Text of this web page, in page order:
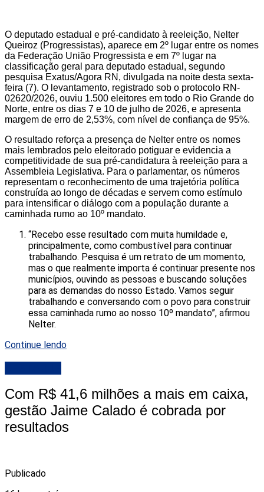
O deputado estadual e pré-candidato à reeleição, Nelter
Queiroz (Progressistas), aparece em 2º lugar entre os nomes
da Federação União Progressista e em 7º lugar na
classificação geral para deputado estadual, segundo
pesquisa Exatus/Agora RN, divulgada na noite desta sexta-
feira (7). O levantamento, registrado sob o protocolo RN-
02620/2026, ouviu 1.500 eleitores em todo o Rio Grande do
Norte, entre os dias 7 e 10 de julho de 2026, e apresenta
margem de erro de 2,53%, com nível de confiança de 95%.
O resultado reforça a presença de Nelter entre os nomes
mais lembrados pelo eleitorado potiguar e evidencia a
competitividade de sua pré-candidatura à reeleição para a
Assembleia Legislativa. Para o parlamentar, os números
representam o reconhecimento de uma trajetória política
construída ao longo de décadas e servem como estímulo
para intensificar o diálogo com a população durante a
caminhada rumo ao 10º mandato.
“Recebo esse resultado com muita humildade e,
principalmente, como combustível para continuar
trabalhando. Pesquisa é um retrato de um momento,
mas o que realmente importa é continuar presente nos
municípios, ouvindo as pessoas e buscando soluções
para as demandas do nosso Estado. Vamos seguir
trabalhando e conversando com o povo para construir
essa caminhada rumo ao nosso 10º mandato”, afirmou
Nelter.
Continue lendo
Com R$ 41,6 milhões a mais em caixa,
gestão Jaime Calado é cobrada por
resultados
Publicado